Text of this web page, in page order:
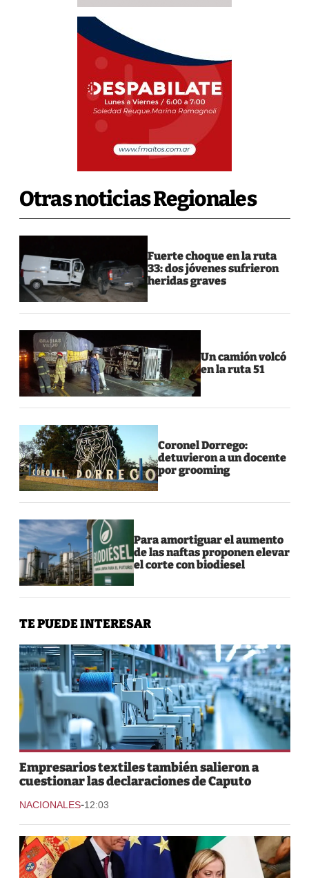
Otras noticias Regionales
Fuerte choque en la ruta
33: dos jóvenes sufrieron
heridas graves
Un camión volcó
en la ruta 51
Coronel Dorrego:
detuvieron a un docente
por grooming
Para amortiguar el aumento
de las naftas proponen elevar
el corte con biodiesel
TE PUEDE INTERESAR
Empresarios textiles también salieron a
cuestionar las declaraciones de Caputo
NACIONALES-12:03